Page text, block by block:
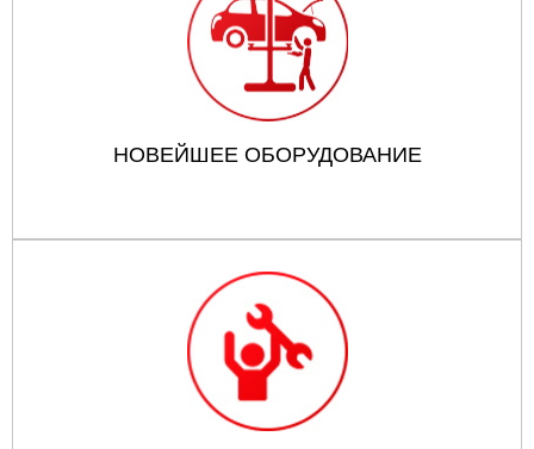
НОВЕЙШЕЕ ОБОРУДОВАНИЕ